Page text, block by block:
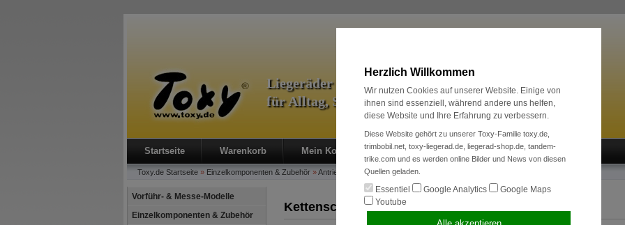
Liegeräder & Zubehör
für Alltag, Sport und Radreise
Startseite Warenkorb Mein Konto Neukunde? Kasse Anmelden
Toxy.de Startseite » Einzelkomponenten & Zubehör »Antriebssysteme»Kettenschutz-Verkleidung Frontantrieb
Vorführ- & Messe-Modelle
Einzelkomponenten & Zubehör
Kettenschutz-Verkleidung Frontantrieb
Herzlich Willkommen
Wir nutzen Cookies auf unserer Website. Einige von
ihnen sind essenziell, während andere uns helfen,
diese Website und Ihre Erfahrung zu verbessern.
Diese Website gehört zu unserer Toxy-Familie toxy.de,
trimbobil.net, toxy-liegerad.de, liegerad-shop.de, tandem-
trike.com und es werden online Bilder und News von diesen
Quellen geladen.
Essentiel Google Analytics
Google Maps
Youtube